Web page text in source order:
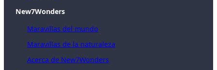
New7Wonders
Maravillas del mundo
Maravillas de la naturaleza
Acerca de New7Wonders